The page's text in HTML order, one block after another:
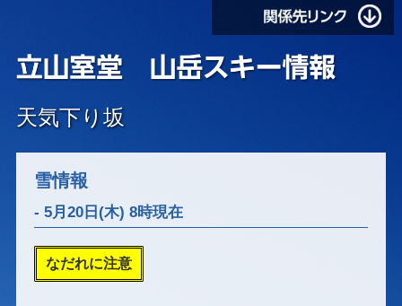
天気下り坂
雪情報
- 5月20日(木) 8時現在
なだれに注意